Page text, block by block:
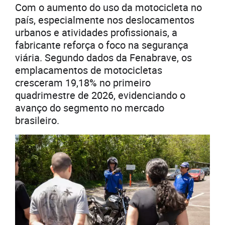
Com o aumento do uso da motocicleta no
país, especialmente nos deslocamentos
urbanos e atividades profissionais, a
fabricante reforça o foco na segurança
viária. Segundo dados da Fenabrave, os
emplacamentos de motocicletas
cresceram 19,18% no primeiro
quadrimestre de 2026, evidenciando o
avanço do segmento no mercado
brasileiro.